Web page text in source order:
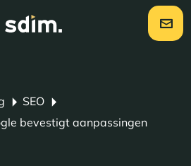
SEO
bevestigt aanpassingen